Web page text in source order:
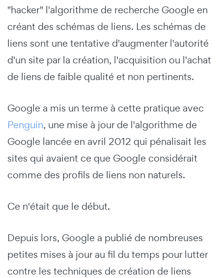
"hacker" l'algorithme de recherche Google en
créant des schémas de liens. Les schémas de
liens sont une tentative d'augmenter l'autorité
d'un site par la création, l'acquisition ou l'achat
de liens de faible qualité et non pertinents.
Google a mis un terme à cette pratique avec
Penguin, une mise à jour de l'algorithme de
Google lancée en avril 2012 qui pénalisait les
sites qui avaient ce que Google considérait
comme des profils de liens non naturels.
Ce n'était que le début.
Depuis lors, Google a publié de nombreuses
petites mises à jour au fil du temps pour lutter
contre les techniques de création de liens